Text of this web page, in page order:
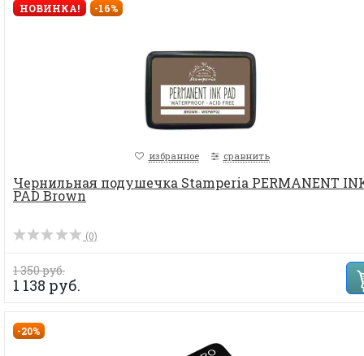
НОВИНКА! -16%
избранное сравнить
Чернильная подушечка Stamperia PERMANENT
PAD Brown
(0)
1 350 руб.
1 138 руб.
-20%